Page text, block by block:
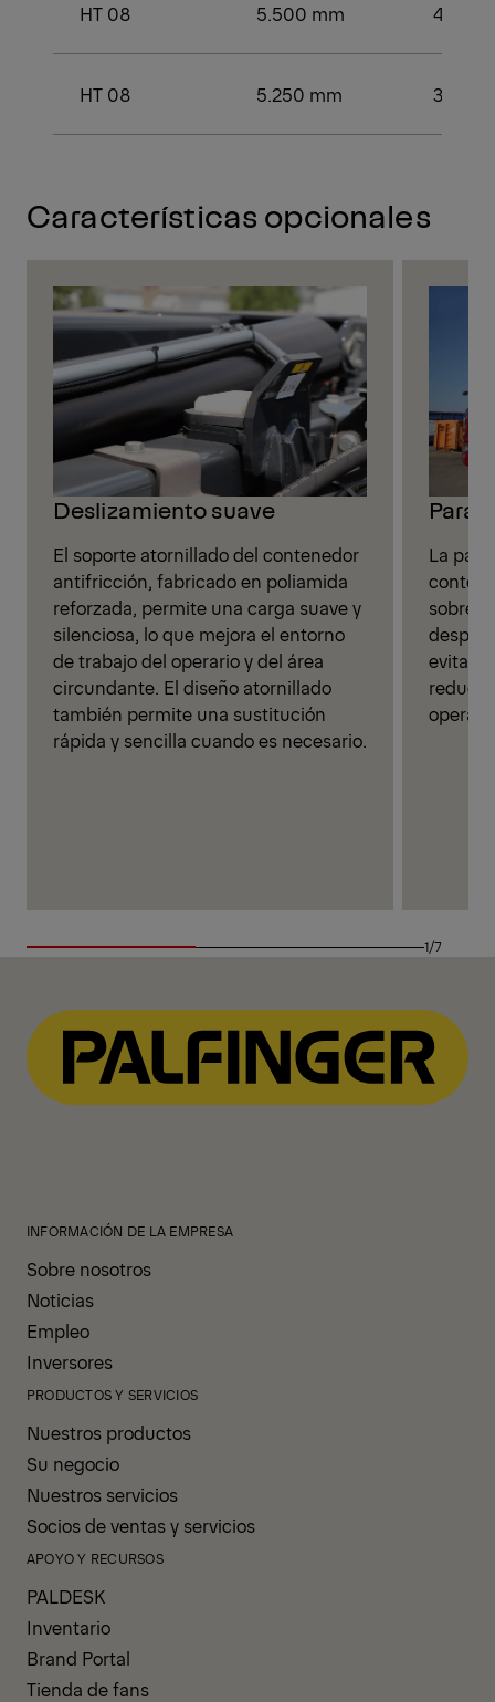
HT 08 5.500 mm 4.250
HT 08 5.250 mm 3.750
Características opcionales
Deslizamiento suave
El soporte atornillado del contenedor
antifricción, fabricado en poliamida
reforzada, permite una carga suave y
silenciosa, lo que mejora el entorno
de trabajo del operario y del área
circundante. El diseño atornillado
también permite una sustitución
rápida y sencilla cuando es necesario.
La
sobre
evita
reducir
1/7
INFORMACIÓN DE LA EMPRESA
Sobre nosotros
Noticias
Empleo
Inversores
PRODUCTOS Y SERVICIOS
Nuestros productos
Su negocio
Nuestros servicios
Socios de ventas y servicios
APOYO Y RECURSOS
PALDESK
Inventario
Brand Portal
Tienda de fans